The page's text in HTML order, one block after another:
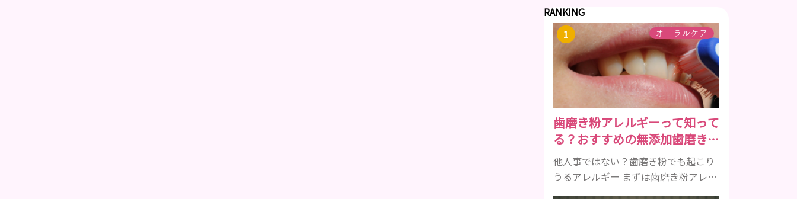
RANKING
オーラルケア
歯磨き粉アレルギーって知って
る？おすすめの無添加歯磨き粉
をご紹介
他人事ではない？歯磨き粉でも起こり
うるアレルギー まずは歯磨き粉アレル